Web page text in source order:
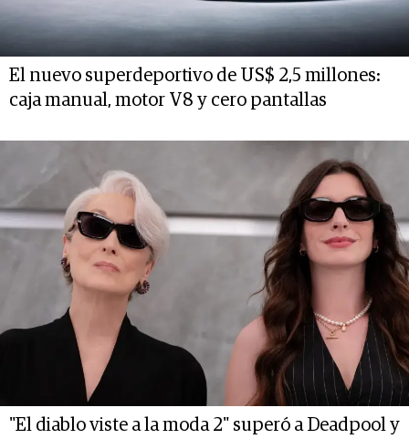
El nuevo superdeportivo de US$ 2,5 millones:
caja manual, motor V8 y cero pantallas
"El diablo viste a la moda 2" superó a Deadpool y